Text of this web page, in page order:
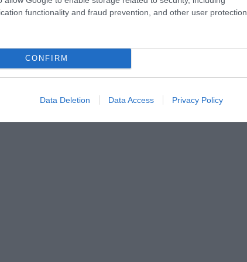
functionality and fraud prevention, and other user protection.
CONFIRM
Data Deletion Data Access Privacy Policy